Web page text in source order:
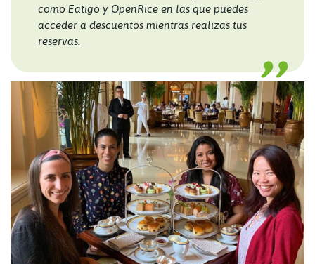
como Eatigo y OpenRice en las que puedes
acceder a descuentos mientras realizas tus
reservas.